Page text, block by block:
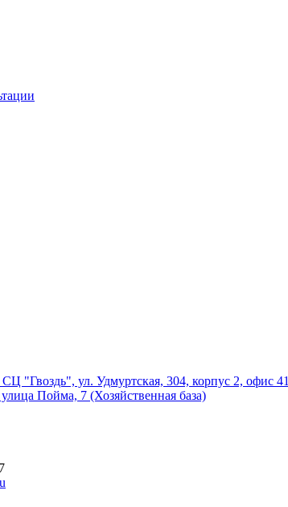
"Гвоздь", ул. Удмуртская, 304, корпус 2, офис 41
Пойма, 7 (Хозяйственная база)